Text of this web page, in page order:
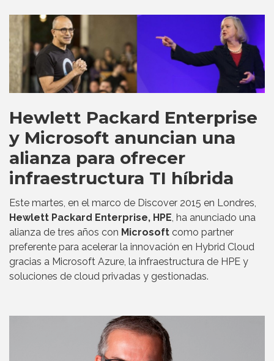
Hewlett Packard Enterprise
y Microsoft anuncian una
alianza para ofrecer
infraestructura TI híbrida
Este martes, en el marco de Discover 2015 en Londres,
Hewlett Packard Enterprise, HPE, ha anunciado una
alianza de tres años con Microsoft como partner
preferente para acelerar la innovación en Hybrid Cloud
gracias a Microsoft Azure, la infraestructura de HPE y
soluciones de cloud privadas y gestionadas.